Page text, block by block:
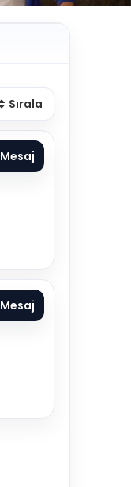
Sırala
Mesaj
Mesaj